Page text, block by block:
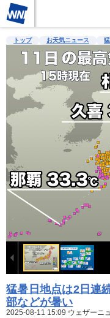
雨雲レーダー 台風情報
トップ お天気ニュース
猛暑日地点は2日連
部などが暑い
2025-08-11 15:09 ウェザーニ